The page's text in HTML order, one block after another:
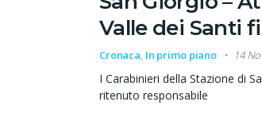
Valle dei Santi
Cronaca, In primo piano 14
I Carabinieri della Stazione di
ritenuto responsabile